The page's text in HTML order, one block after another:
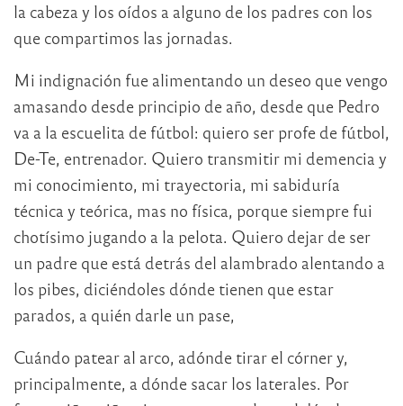
la cabeza y los oídos a alguno de los padres con los
que compartimos las jornadas.
Mi indignación fue alimentando un deseo que vengo
amasando desde principio de año, desde que Pedro
va a la escuelita de fútbol: quiero ser profe de fútbol,
De-Te, entrenador. Quiero transmitir mi demencia y
mi conocimiento, mi trayectoria, mi sabiduría
técnica y teórica, mas no física, porque siempre fui
chotísimo jugando a la pelota. Quiero dejar de ser
un padre que está detrás del alambrado alentando a
los pibes, diciéndoles dónde tienen que estar
parados, a quién darle un pase,
Cuándo patear al arco, adónde tirar el córner y,
principalmente, a dónde sacar los laterales. Por